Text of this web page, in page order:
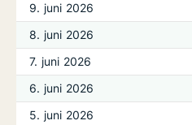
9. juni 2026
8. juni 2026
7. juni 2026
6. juni 2026
5. juni 2026